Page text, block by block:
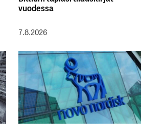
vuodessa
7.8.2026